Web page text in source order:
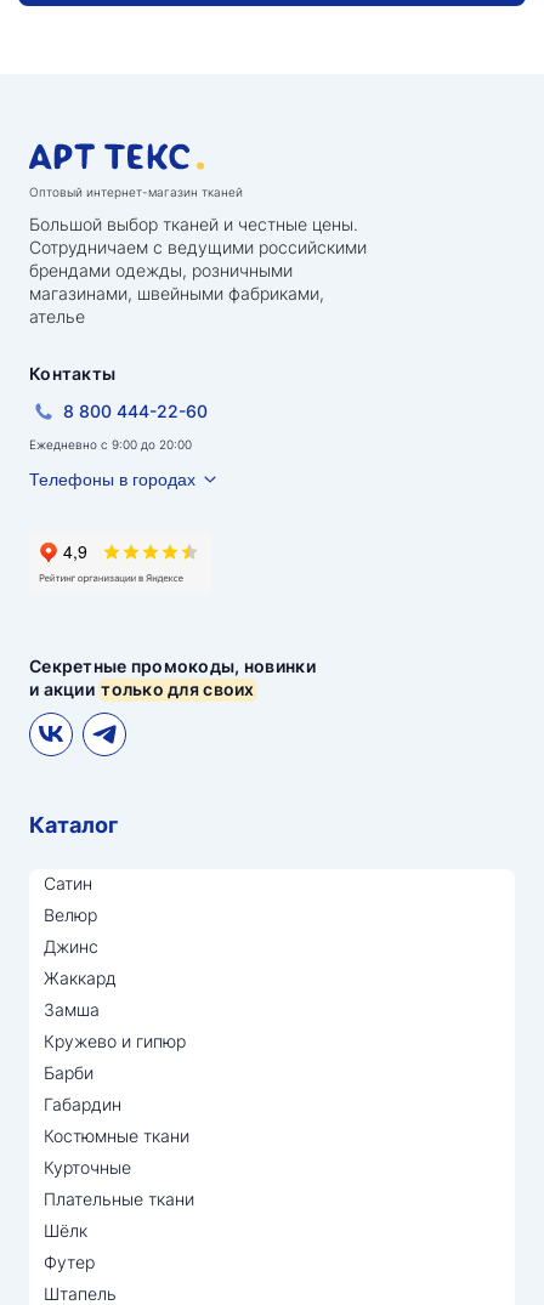
Оптовый интернет-магазин тканей
Большой выбор тканей и честные цены.
Сотрудничаем с ведущими российскими
брендами одежды, розничными
магазинами, швейными фабриками,
ателье
Секретные промокоды, новинки
и акциитолько для своих
Контакты
8 800 444-22-60
Ежедневно с 9:00 до 20:00
Телефоны в городах
Каталог
Сатин
Велюр
Джинс
Жаккард
Замша
Кружево и гипюр
Барби
Габардин
Костюмные ткани
Курточные
Плательные ткани
Шёлк
Футер
Штапель